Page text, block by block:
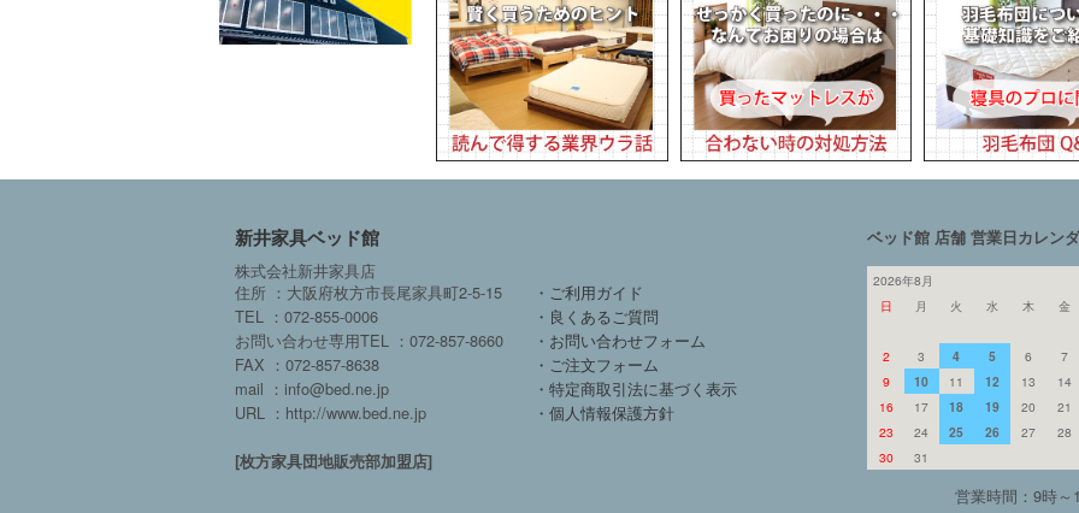
新井家具ベッド館
株式会社新井家具店
住所 ：大阪府枚方市長尾家具町2-5-15
TEL ：072-855-0006
お問い合わせ専用TEL ：072-857-8660
FAX ：072-857-8638
mail ：info@bed.ne.jp
URL ：http://www.bed.ne.jp
[枚方家具団地販売部加盟店]
・ご利用ガイド
・良くあるご質問
・お問い合わせフォーム
・ご注文フォーム
・特定商取引法に基づく表示
・個人情報保護方針
ベッド館 店舗 営業日カレン
2026年8月
日
月 火 水 木 金
2 3 4 5 6
7
9
10 11 12 13
14
16
17 18 19 20
21
23
24 25 26 27
28
30
31
営業時間：9時